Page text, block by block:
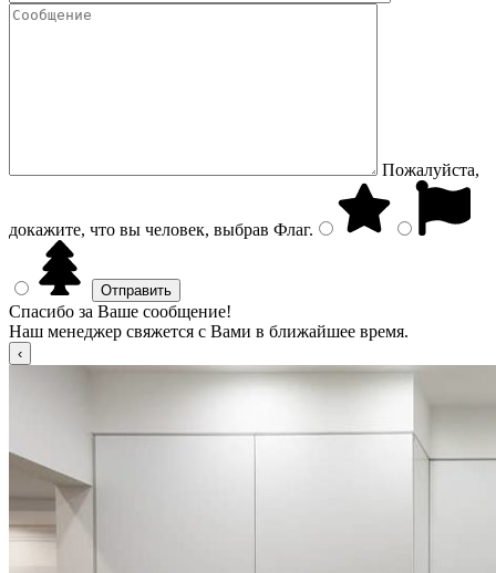
Пожалуйста,
докажите, что вы человек, выбрав Флаг.
Спасибо за Ваше сообщение!
Наш менеджер свяжется с Вами в ближайшее время.